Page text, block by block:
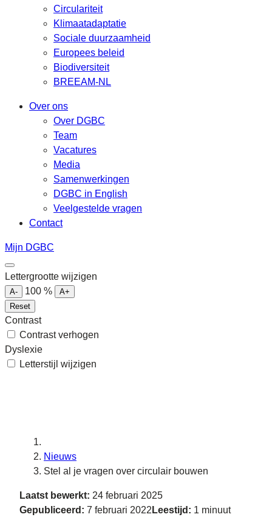
Circulariteit
Klimaatadaptatie
Sociale duurzaamheid
Europees beleid
Biodiversiteit
BREEAM-NL
Over ons
Over DGBC
Team
Vacatures
Media
Samenwerkingen
DGBC in English
Veelgestelde vragen
Contact
Mijn DGBC
Lettergrootte wijzigen
A- 100 %
A+
Reset
Contrast
Contrast verhogen
Dyslexie
Letterstijl wijzigen
Nieuws
Stel al je vragen over circulair bouwen
Laatst bewerkt: 24 februari 2025
Gepubliceerd: 7 februari 2022 Leestijd: 1 minuut